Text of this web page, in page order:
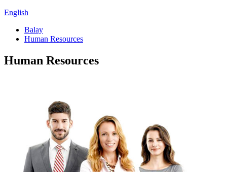
English
Balay
Human Resources
Human Resources